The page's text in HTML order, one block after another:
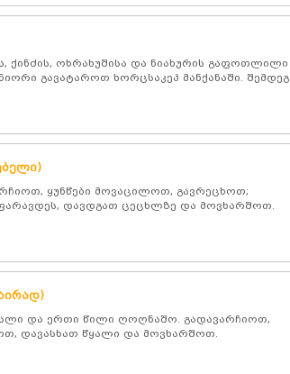
ქინძის, ოხრახუშისა და ნიახურის გაფოთლილი
გავატაროთ ხორცსაკეპ მანქანაში. შემდეგ
ყუნწები მოვაცილოთ, გავრეცხოთ;
დავდგათ ცეცხლზე და მოვხარშოთ.
და ერთი წილი ღოღნაშო. გადავარჩიოთ,
დავასხათ წყალი და მოვხარშოთ.